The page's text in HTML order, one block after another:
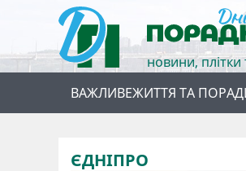
новини,
ВАЖЛИВЕЖИТТЯ ТА
ЄДНІПРО